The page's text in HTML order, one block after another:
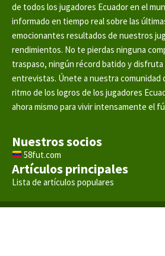
de todos los jugadores Ecuador en el
informado en tiempo real sobre las
emocionantes resultados de nuestros
rendimientos. No te pierdas ninguna
traspaso, ningún récord batido y
entrevistas. Únete a nuestra comunidad
ritmo de los logros de los jugadores
ahora mismo para vivir intensamente el
Nuestros socios
58fut.com
Artículos principales
Lista de artículos populares